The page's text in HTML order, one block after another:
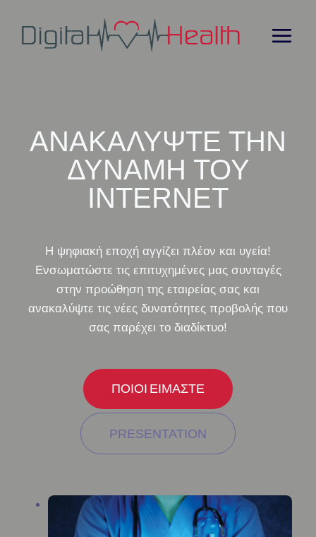
content
ΑΝΑΚΑΛΥΨΤΕ ΤΗΝ
ΔΥΝΑΜΗ ΤΟΥ
INTERNET
Η ψηφιακή εποχή αγγίζει πλέον και υγεία!
Ενσωματώστε τις επιτυχημένες μας συνταγές
στην προώθηση της εταιρείας σας και
ανακαλύψτε τις νέες δυνατότητες προβολής που
σας παρέχει το διαδίκτυο!
ΠΟΙΟΙ ΕΙΜΑΣΤΕ​
PRESENTATION